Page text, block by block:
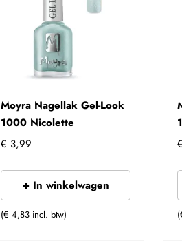
Moyra Nagellak Gel-Look
1000 Nicolette
€ 3,99
+ In winkelwagen
(€ 4,83 incl. btw)